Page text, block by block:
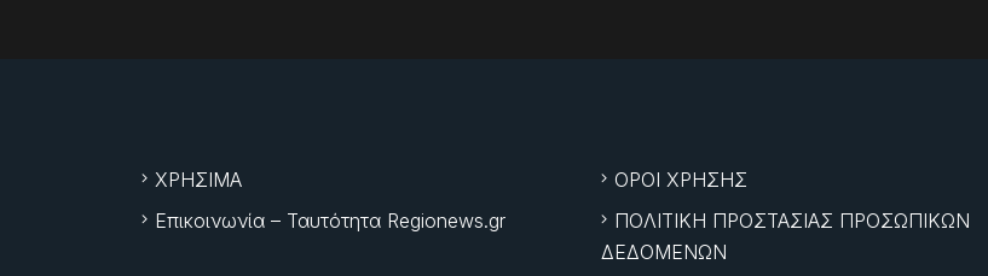
ΧΡΗΣΙΜΑ
Επικοινωνία – Ταυτότητα Regionews.gr
ΟΡΟΙ ΧΡΗΣΗΣ
ΠΟΛΙΤΙΚΗ ΠΡΟΣΤΑΣΙΑΣ ΠΡΟΣΩΠΙΚΩΝ
ΔΕΔΟΜΕΝΩΝ